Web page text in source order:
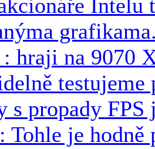
Intelu
hraji na 9070
testujeme
s propady FPS
Tohle je hodně